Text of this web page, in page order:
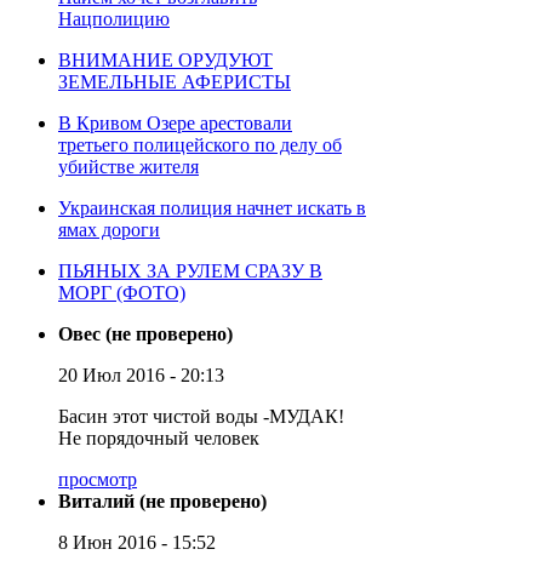
Нацполицию
ВНИМАНИЕ ОРУДУЮТ
ЗЕМЕЛЬНЫЕ АФЕРИСТЫ
В Кривом Озере арестовали
третьего полицейского по делу об
убийстве жителя
Украинская полиция начнет искать в
ямах дороги
ПЬЯНЫХ ЗА РУЛЕМ СРАЗУ В
МОРГ (ФОТО)
Овес (не проверено)
20 Июл 2016 - 20:13
Басин этот чистой воды -МУДАК!
Не порядочный человек
просмотр
Виталий (не проверено)
8 Июн 2016 - 15:52